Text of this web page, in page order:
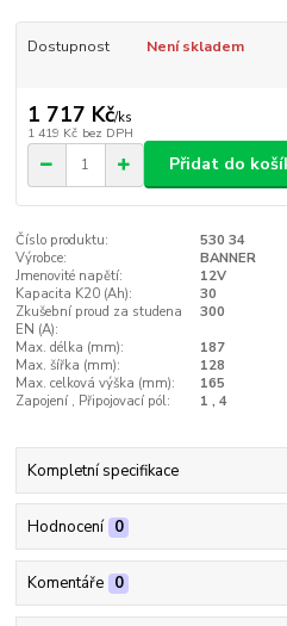
Dostupnost Není skladem
1 717 Kč/ks
1 419 Kč bez DPH
Přidat do
Číslo produktu:
530 34
Výrobce:
BANNER
Jmenovité napětí:
12V
Kapacita K20 (Ah):
30
Zkušební proud za studena
EN (A):
300
Max. délka (mm):
187
Max. šířka (mm):
128
Max. celková výška (mm):
165
Zapojení , Připojovací pól:
1 , 4
Kompletní specifikace
Hodnocení 0
Komentáře 0